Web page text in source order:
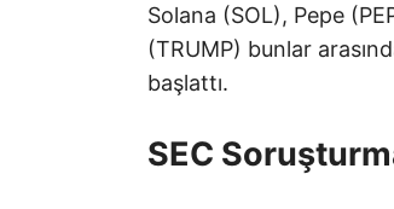
Solana (SOL), Pepe
(TRUMP) bunlar
başlattı.
SEC